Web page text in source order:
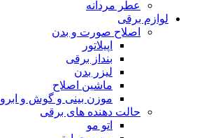
عطر مردانه
لوازم برقی
اصلاح صورت و بدن
اپیلاتور
بنداز برقی
لیزر بدن
ماشین اصلاح
موزن بینی و گوش و ابرو
حالت دهنده های برقی
اتو مو